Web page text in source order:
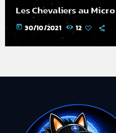
Les Chevaliers au
today 30/10/2021 12